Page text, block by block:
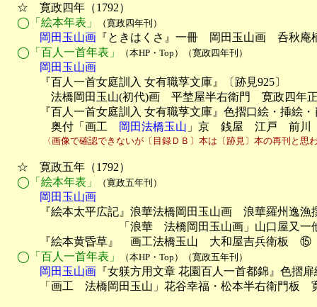
☆　寛政四年（1792）
◯「絵本年表」
（寛政四年刊）
岡田玉山画 『ときはくさ』一冊　岡田玉山画　呑秋
◯「百人一首年表」
（本HP・Top）（寛政四年刊）
岡田玉山画
『百人一首女庭訓入 女有職莩文庫』〔跡見925〕
法橋岡田玉山(初代)画　平埜屋半右衛門　寛政四年
『百人一首女庭訓入 女有職莩文庫』色摺口絵・挿絵
奥付「画工
岡田法橋玉山 」京　銭屋　江戸　前
〈画像で確認できないが〔目録ＤＢ〕本は〔跡見〕本の再刊と思
☆　寛政五年（1792）
◯「絵本年表」
（寛政五年刊）
岡田玉山画
『絵本太平広記』浪華法橋岡田玉山画　浪華羅州逸漁
「浪華　法橋岡田玉山画」山口屋又一他板「
『絵本黄昏草』　画工法橋玉山　大和屋吉兵衛板　⑮
◯「百人一首年表」
（本HP・Top）（寛政五年刊）
岡田玉山画 『女躾方用文章 花園百人一首都錦』色摺
「画工　法橋岡田玉山」花谷幸福・松本半右衛門板　